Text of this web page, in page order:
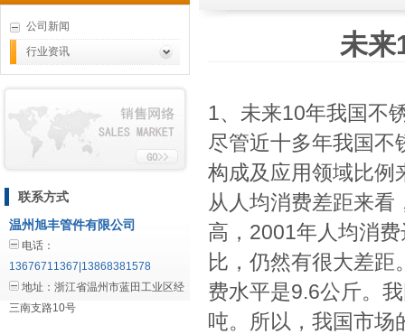
公司新闻
行业资讯
联系方式
温州旭丰管件有限公司
电话：
13676711367|13868381578
地址：浙江省温州市蓝田工业区经
三南支路10号
未来
1、未来10年我国不
尽管近十多年我国不
构成及应用领域比例
从人均消费差距来
高，2001年人均消
比，仍然有很大差
费水平是9.6公斤。
吨。所以，我国市场